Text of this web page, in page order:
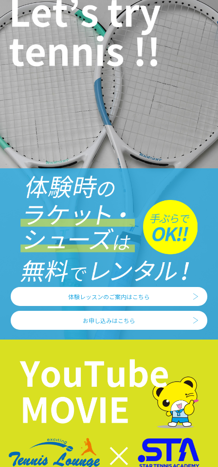
体験レッスンのご案内はこちら
お申し込みはこちら